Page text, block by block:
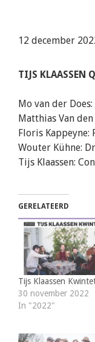
12 december
TIJS KLAASSEN
Mo van der
Matthias Van
Floris Kappeyne:
Wouter Kühne:
Tijs Klaassen:
GERELATEERD
Tijs Klaassen
30 november 2022
In "2022"